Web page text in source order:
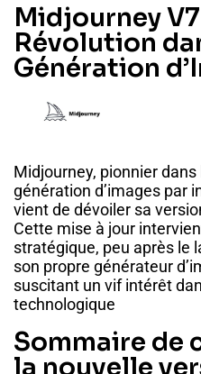
Midjourney V7
Révolution
Génération
Midjourney, pionnier
génération d’images par
vient de dévoiler sa
Cette mise à jour
stratégique, peu après le
son propre générateur
suscitant un vif intérêt
technologique
Sommaire de
la nouvelle